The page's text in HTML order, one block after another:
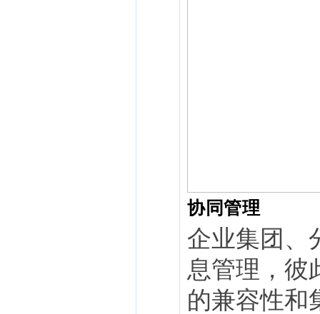
协同管理
企业集团、
息管理，彼
的兼容性和